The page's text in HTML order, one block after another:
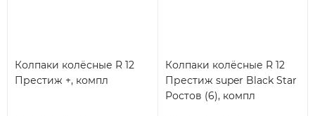
Колпаки колёсные R 12
Престиж +, компл
Колпаки колёсные R 12
Престиж super Black Star
Ростов (6), компл